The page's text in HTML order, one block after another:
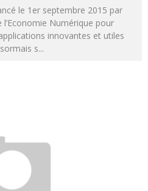
le 1er septembre 2015 par
Numérique pour
innovantes et utiles
s...